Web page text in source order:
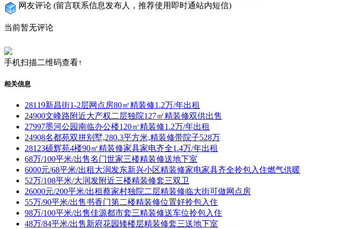
网友评论 (留言联系信息发布人，推荐使用即时通站内短信)
当前暂无评论
手机扫描二维码查看↑
相关信息
28119新昌街1-2层网点房80㎡精装修1.2万/年出租
24900文峰路附近大产权二层独院127㎡精装修双供出售
27997墨河公园南临办公楼120㎡精装修1.2万/年出租
24908名都苑双拼别墅,280.3平方米,精装修带院子528万
28123硕辉苑4楼90㎡精装修家具家电齐全1.4万/年出租
68万/100平米/出售名门世家三楼精装修送地下室
6000元/68平米/出租大润发东新兴小区精装修家电家具齐全拎包入住燃气供暖
52万/108平米/大润发附近三楼精装修套三双卫
26000元/200平米/出租蔡家村独院二层精装修临大街可做网点房
55万/90平米/出售书香门第二楼精装修位置好拎包入住
98万/100平米/出售佳源都市套三精装修送车位拎包入住
48万/84平米/出售新府花园矮楼层精装修套三送地下室